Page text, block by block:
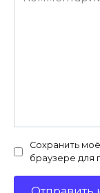
Сохранить
браузере для